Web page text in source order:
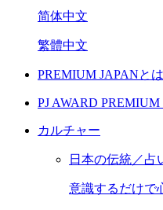
简体中文
繁體中文
PREMIUM JAPANとは
PJ AWARD PREMIUM
カルチャー
日本の伝統／占
意識するだけで